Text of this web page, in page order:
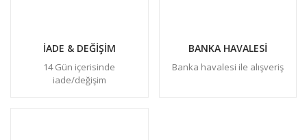
İADE & DEĞİŞİM
14 Gün içerisinde
iade/değişim
BANKA HAVALESİ
Banka havalesi ile alışveriş